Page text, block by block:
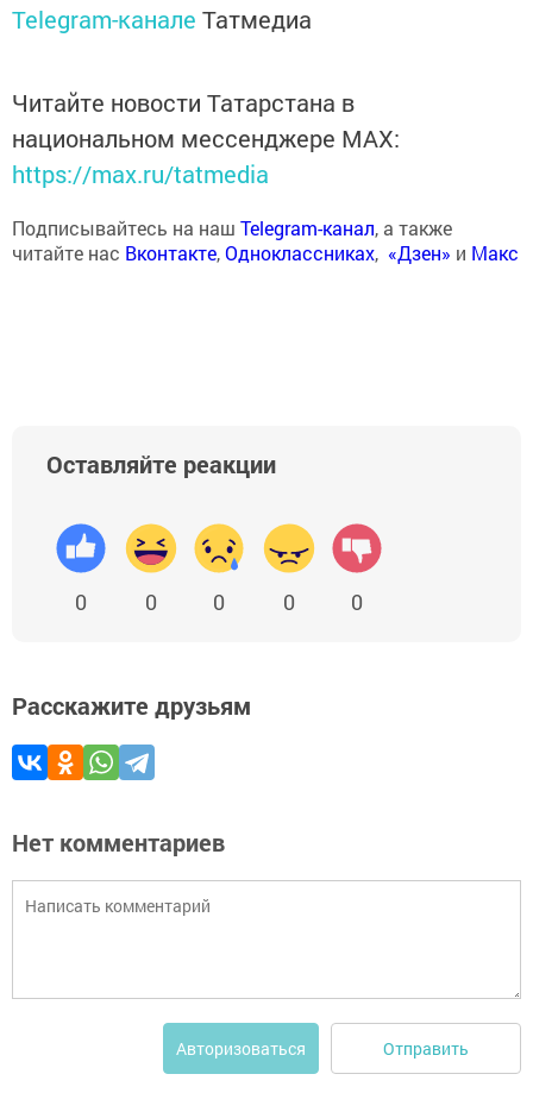
Telegram-канале Татмедиа
Читайте новости Татарстана в
национальном мессенджере MАХ:
https://max.ru/tatmedia
Подписывайтесь на наш Telegram-канал, а также
читайте нас Вконтакте,Одноклассниках, «Дзен» и Макс
Оставляйте реакции
0 0 0 0 0
Расскажите друзьям
Нет комментариев
Авторизоваться Отправить